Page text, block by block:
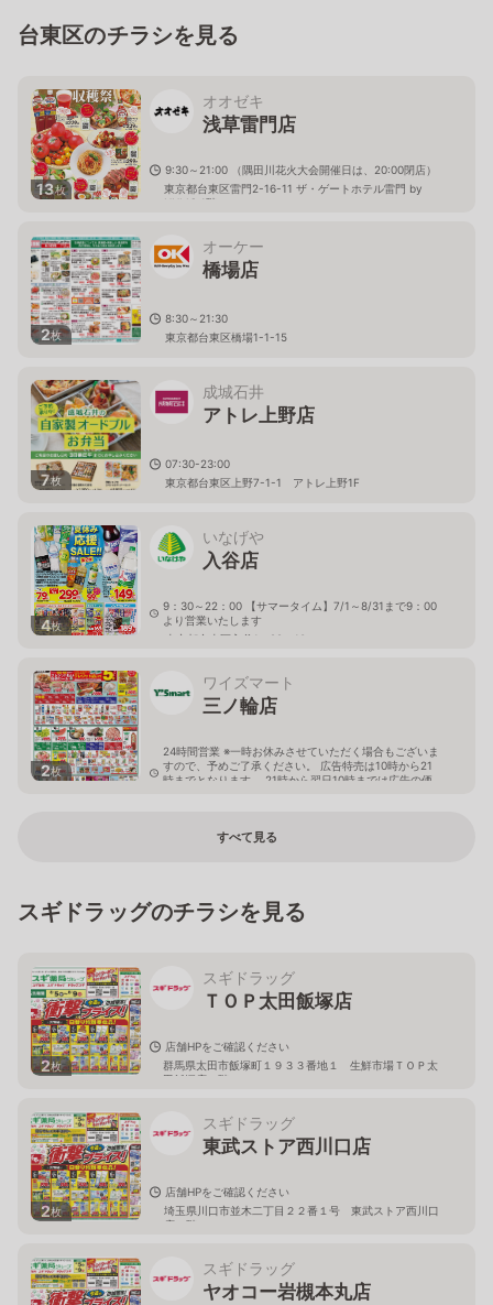
台東区のチラシを見る
13枚
オオゼキ
浅草雷門店
9:30～21:00 （隅田川花火大会開催日は、20:00閉店）
東京都台東区雷門2-16-11 ザ・ゲートホテル雷門 by
HULIC 1階
2枚
オーケー
橋場店
8:30～21:30
東京都台東区橋場1-1-15
7枚
成城石井
アトレ上野店
07:30-23:00
東京都台東区上野7-1-1 アトレ上野1F
4枚
いなげや
入谷店
9：30～22：00 【サマータイム】7/1～8/31まで9：00
より営業いたします
東京都台東区入谷1－22－10
2枚
ワイズマート
三ノ輪店
24時間営業 ※一時お休みさせていただく場合もございま
すので、予めご了承ください。 広告特売は10時から21
時までとなります。 21時から翌日10時までは広告の価
すべて見る
スギドラッグのチラシを見る
2枚
スギドラッグ
ＴＯＰ太田飯塚店
店舗HPをご確認ください
群馬県太田市飯塚町１９３３番地１ 生鮮市場ＴＯＰ太
田飯塚店１階
2枚
スギドラッグ
東武ストア西川口店
店舗HPをご確認ください
埼玉県川口市並木二丁目２２番１号 東武ストア西川口
店２階
スギドラッグ
ヤオコー岩槻本丸店